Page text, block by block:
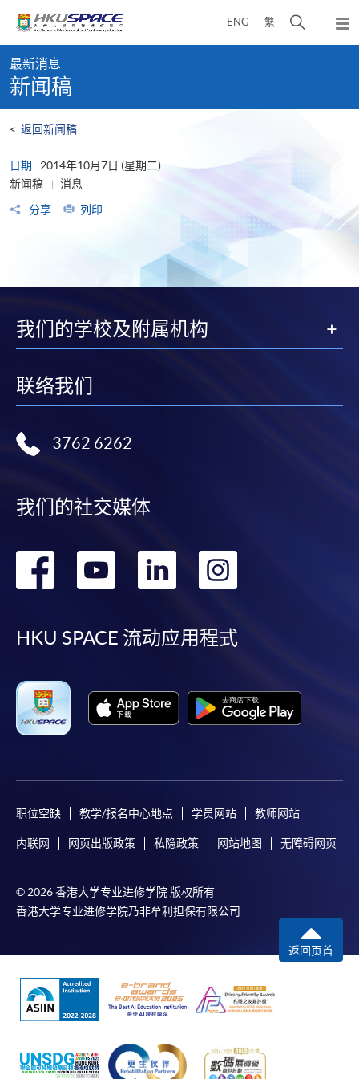
content
ENG 繁
开
弹
出
content
start
最新消息
新闻稿
< 返回新闻稿
日期
2014年10月7日 (星期二)
新闻稿
消息
分享
列印
我们的学校及附属机构
联络我们
3762 6262
我们的社交媒体
转
facebook
转
youtube
转
linkedin
转
HKU SPACE 流动应用程式
职位空缺 教学/报名中心地点 学员网站 教师网站
内联网 网页出版政策 私隐政策 网站地图 无障碍网页
© 2026 香港大学专业进修学院 版权所有
香港大学专业进修学院乃非牟利担保有限公司
返回页首